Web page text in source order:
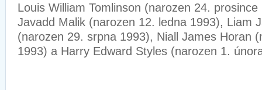
Louis William Tomlinson (narozen 24.
Javadd Malik (narozen 12. ledna 1993), Liam
(narozen 29. srpna 1993), Niall James Horan
1993) a Harry Edward Styles (narozen 1.